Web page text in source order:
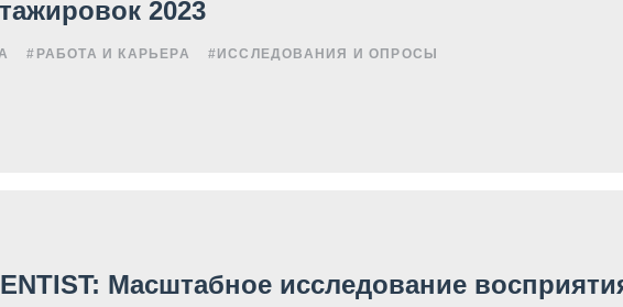
2023
#РАБОТА И КАРЬЕРА #ИССЛЕДОВАНИЯ И ОПРОСЫ
Масштабное исследование